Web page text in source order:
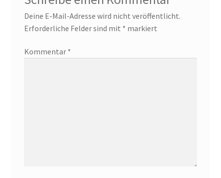
Deine E-Mail-Adresse wird nicht veröffentlicht.
Erforderliche Felder sind mit * markiert
Kommentar *